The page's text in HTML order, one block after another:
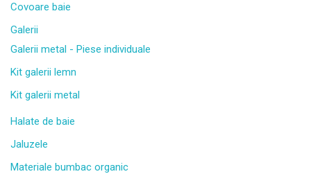
Covoare baie
Galerii
Galerii metal - Piese individuale
Kit galerii lemn
Kit galerii metal
Halate de baie
Jaluzele
Materiale bumbac organic